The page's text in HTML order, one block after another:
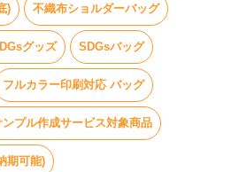
) 不織布ショルダーバッグ
グッズ SDGsバッグ
フルカラー印刷対応 バッグ
ンプル作成サービス対象商品
期可能)